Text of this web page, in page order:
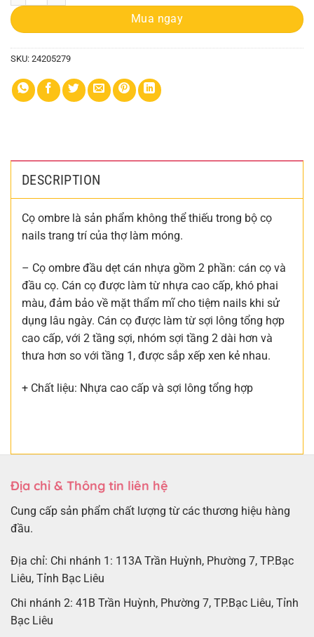
Mua ngay
SKU: 24205279
DESCRIPTION
Cọ ombre là sản phẩm không thể thiếu trong bộ cọ
nails trang trí của thợ làm móng.
– Cọ ombre đầu dẹt cán nhựa gồm 2 phần: cán cọ và
đầu cọ. Cán cọ được làm từ nhựa cao cấp, khó phai
màu, đảm bảo về mặt thẩm mĩ cho tiệm nails khi sử
dụng lâu ngày. Cán cọ được làm từ sợi lông tổng hợp
cao cấp, với 2 tầng sợi, nhóm sợi tầng 2 dài hơn và
thưa hơn so với tầng 1, được sắp xếp xen kẻ nhau.
+ Chất liệu: Nhựa cao cấp và sợi lông tổng hợp
Địa chỉ & Thông tin liên hệ
Cung cấp sản phẩm chất lượng từ các thương hiệu hàng
đầu.
Địa chỉ: Chi nhánh 1: 113A Trần Huỳnh, Phường 7, TP.Bạc
Liêu, Tỉnh Bạc Liêu
Chi nhánh 2: 41B Trần Huỳnh, Phường 7, TP.Bạc Liêu, Tỉnh
Bạc Liêu